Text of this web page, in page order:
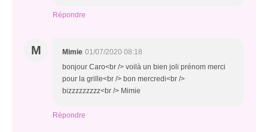
Répondre
M Mimie 01/07/2020 08:18
bonjour Caro<br /> voilà un bien joli prénom merci
pour la grille<br /> bon mercredi<br />
bizzzzzzzzz<br /> Mimie
Répondre